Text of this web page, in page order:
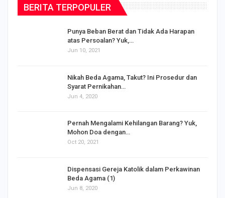
BERITA TERPOPULER
Punya Beban Berat dan Tidak Ada Harapan
atas Persoalan? Yuk,…
Jun 10, 2021
Nikah Beda Agama, Takut? Ini Prosedur dan
Syarat Pernikahan…
Jun 4, 2020
Pernah Mengalami Kehilangan Barang? Yuk,
Mohon Doa dengan…
Oct 20, 2021
Dispensasi Gereja Katolik dalam Perkawinan
Beda Agama (1)
Jun 8, 2020